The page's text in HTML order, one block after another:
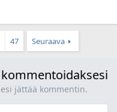
47 Seuraava
jättää kommentin.